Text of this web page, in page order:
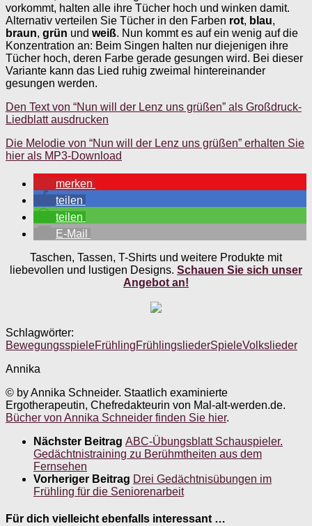
vorkommt, halten alle ihre Tücher hoch und winken damit.
Alternativ verteilen Sie Tücher in den Farben rot, blau,
braun, grün und weiß. Nun kommt es auf ein wenig auf die
Konzentration an: Beim Singen halten nur diejenigen ihre
Tücher hoch, deren Farbe gerade gesungen wird. Bei dieser
Variante kann das Lied ruhig zweimal hintereinander
gesungen werden.
Den Text von “Nun will der Lenz uns grüßen” als Großdruck-
Liedblatt ausdrucken
Die Melodie von “Nun will der Lenz uns grüßen” erhalten Sie
hier als MP3-Download
merken
teilen
teilen
E-Mail
Taschen, Tassen, T-Shirts und weitere Produkte mit
liebevollen und lustigen Designs. Schauen Sie sich unser
Angebot an!
Schlagwörter:
BewegungsspieleFrühlingFrühlingsliederSpieleVolkslieder
Annika
© by Annika Schneider. Staatlich examinierte
Ergotherapeutin, Chefredakteurin von Mal-alt-werden.de.
Bücher von Annika Schneider finden Sie hier.
Nächster Beitrag ABC-Übungsblatt Schauspieler.
Gedächtnistraining zu Berühmtheiten aus dem
Fernsehen
Vorheriger Beitrag Drei Gedächtnisübungen im
Frühling für die Seniorenarbeit
Für dich vielleicht ebenfalls interessant …